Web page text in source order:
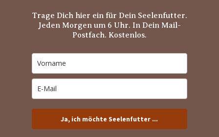
Trage Dich hier ein für Dein Seelenfutter.
Jeden Morgen um 6 Uhr. In Dein Mail-
Postfach. Kostenlos.
Ja, ich möchte Seelenfutter ...